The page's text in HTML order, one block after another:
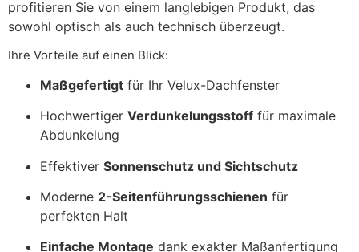
profitieren Sie von einem langlebigen Produkt, das
sowohl optisch als auch technisch überzeugt.
Ihre Vorteile auf einen Blick:
Maßgefertigt für Ihr Velux-Dachfenster
Hochwertiger Verdunkelungsstoff für maximale
Abdunkelung
Effektiver Sonnenschutz und Sichtschutz
Moderne 2-Seitenführungsschienen für
perfekten Halt
Einfache Montage dank exakter Maßanfertigung